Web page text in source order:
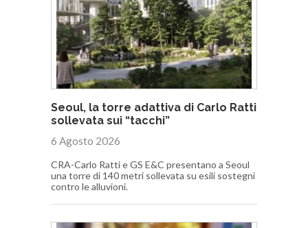
Seoul, la torre adattiva di Carlo Ratti
sollevata sui “tacchi”
6 Agosto 2026
CRA-Carlo Ratti e GS E&C presentano a Seoul
una torre di 140 metri sollevata su esili sostegni
contro le alluvioni.